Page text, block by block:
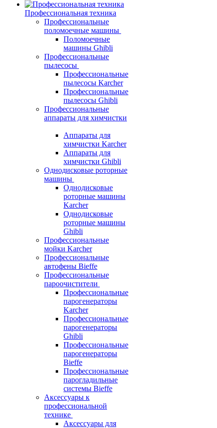
Профессиональная техника
Профессиональные
поломоечные машины
Поломоечные
машины Ghibli
Профессиональные
пылесосы
Профессиональные
пылесосы Karcher
Профессиональные
пылесосы Ghibli
Профессиональные
аппараты для химчистки
Аппараты для
химчистки Karcher
Аппараты для
химчистки Ghibli
Однодисковые роторные
машины
Однодисковые
роторные машины
Karcher
Однодисковые
роторные машины
Ghibli
Профессиональные
мойки Karcher
Профессиональные
автофены Bieffe
Профессиональные
пароочистители
Профессиональные
парогенераторы
Karcher
Профессиональные
парогенераторы
Ghibli
Профессиональные
парогенераторы
Bieffe
Профессиональные
парогладильные
системы Bieffe
Аксессуары к
профессиональной
технике
Аксессуары для